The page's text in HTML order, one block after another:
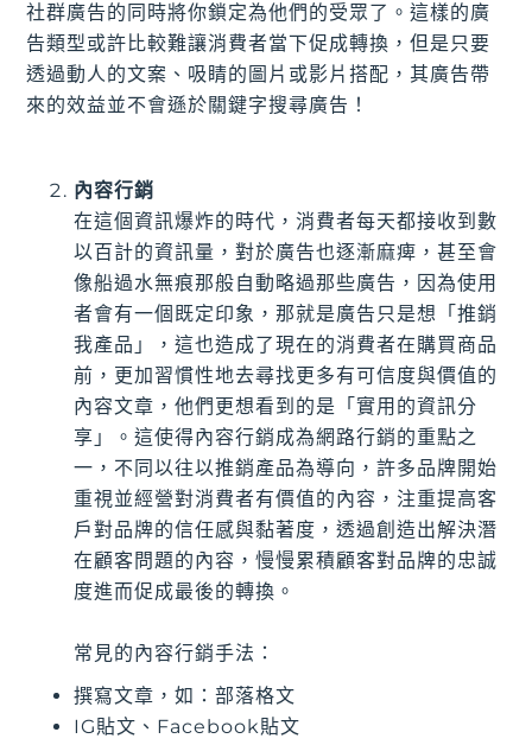
社群廣告的同時將你鎖定為他們的受眾了。這樣的廣
告類型或許比較難讓消費者當下促成轉換，但是只要
透過動人的文案、吸睛的圖片或影片搭配，其廣告帶
來的效益並不會遜於關鍵字搜尋廣告！
內容行銷
在這個資訊爆炸的時代，消費者每天都接收到數
以百計的資訊量，對於廣告也逐漸麻痺，甚至會
像船過水無痕那般自動略過那些廣告，因為使用
者會有一個既定印象，那就是廣告只是想「推銷
我產品」，這也造成了現在的消費者在購買商品
前，更加習慣性地去尋找更多有可信度與價值的
內容文章，他們更想看到的是「實用的資訊分
享」。這使得內容行銷成為網路行銷的重點之
一，不同以往以推銷產品為導向，許多品牌開始
重視並經營對消費者有價值的內容，注重提高客
戶對品牌的信任感與黏著度，透過創造出解決潛
在顧客問題的內容，慢慢累積顧客對品牌的忠誠
度進而促成最後的轉換。
常見的內容行銷手法：
撰寫文章，如：部落格文
IG貼文、Facebook貼文